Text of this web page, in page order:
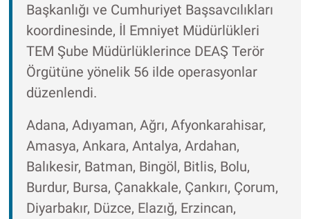
Başkanlığı ve Cumhuriyet Başsavcılıkları
koordinesinde, İl Emniyet Müdürlükleri
TEM Şube Müdürlüklerince DEAŞ Terör
Örgütüne yönelik 56 ilde operasyonlar
düzenlendi.
Adana, Adıyaman, Ağrı, Afyonkarahisar,
Amasya, Ankara, Antalya, Ardahan,
Balıkesir, Batman, Bingöl, Bitlis, Bolu,
Burdur, Bursa, Çanakkale, Çankırı, Çorum,
Diyarbakır, Düzce, Elazığ, Erzincan,